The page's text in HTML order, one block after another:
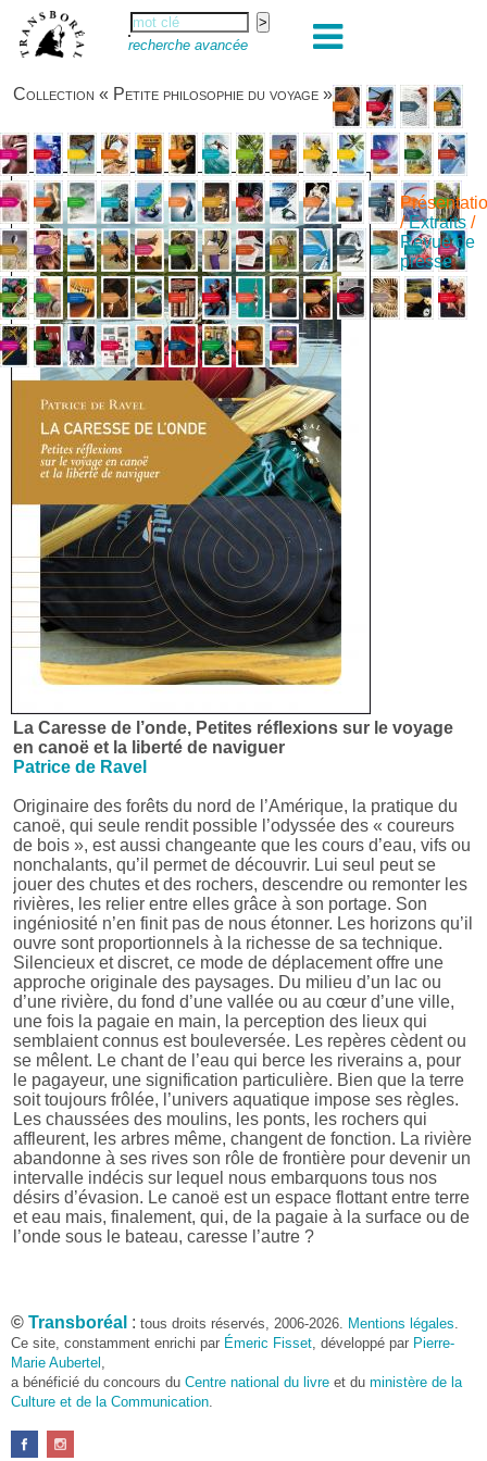
recherche avancée
Collection « Petite philosophie du voyage »
/Extraits /
Revue de
presse
La Caresse de l’onde, Petites réflexions sur le voyage
en canoë et la liberté de naviguer
Patrice de Ravel
Originaire des forêts du nord de l’Amérique, la pratique du
canoë, qui seule rendit possible l’odyssée des « coureurs
de bois », est aussi changeante que les cours d’eau, vifs ou
nonchalants, qu’il permet de découvrir. Lui seul peut se
jouer des chutes et des rochers, descendre ou remonter les
rivières, les relier entre elles grâce à son portage. Son
ingéniosité n’en finit pas de nous étonner. Les horizons qu’il
ouvre sont proportionnels à la richesse de sa technique.
Silencieux et discret, ce mode de déplacement offre une
approche originale des paysages. Du milieu d’un lac ou
d’une rivière, du fond d’une vallée ou au cœur d’une ville,
une fois la pagaie en main, la perception des lieux qui
semblaient connus est bouleversée. Les repères cèdent ou
se mêlent. Le chant de l’eau qui berce les riverains a, pour
le pagayeur, une signification particulière. Bien que la terre
soit toujours frôlée, l’univers aquatique impose ses règles.
Les chaussées des moulins, les ponts, les rochers qui
affleurent, les arbres même, changent de fonction. La rivière
abandonne à ses rives son rôle de frontière pour devenir un
intervalle indécis sur lequel nous embarquons tous nos
désirs d’évasion. Le canoë est un espace flottant entre terre
et eau mais, finalement, qui, de la pagaie à la surface ou de
l’onde sous le bateau, caresse l’autre ?
© Transboréal : tous droits réservés, 2006-2026. Mentions légales.
Ce site, constamment enrichi par Émeric Fisset, développé par Pierre-
Marie Aubertel ,
a bénéficié du concours du Centre national du livre et du ministère de la
Culture et de la Communication.